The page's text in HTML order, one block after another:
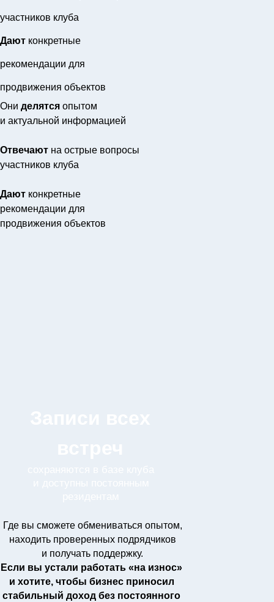
участников клуба
Дают конкретные
рекомендации для
продвижения объектов
Они делятся опытом
и актуальной информацией
Отвечают на острые вопросы
участников клуба
Дают конкретные
рекомендации для
продвижения объектов
Где вы сможете обмениваться опытом,
находить проверенных подрядчиков
и получать поддержку.
Если вы устали работать «на износ»
и хотите, чтобы бизнес приносил
стабильный доход без постоянного